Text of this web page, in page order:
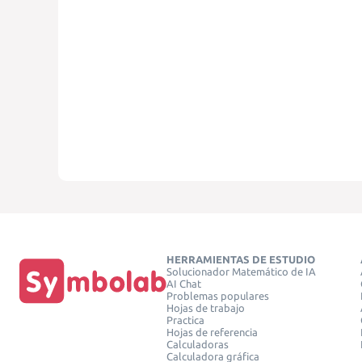
HERRAMIENTAS DE ESTUDIO
Solucionador Matemático de IA
AI Chat
Problemas populares
Hojas de trabajo
Practica
Hojas de referencia
Calculadoras
Calculadora gráfica